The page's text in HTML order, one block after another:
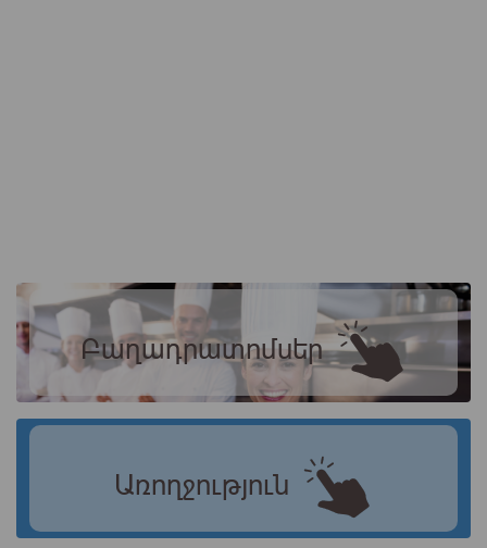
Բաղադրատոմսեր
Առողջություն